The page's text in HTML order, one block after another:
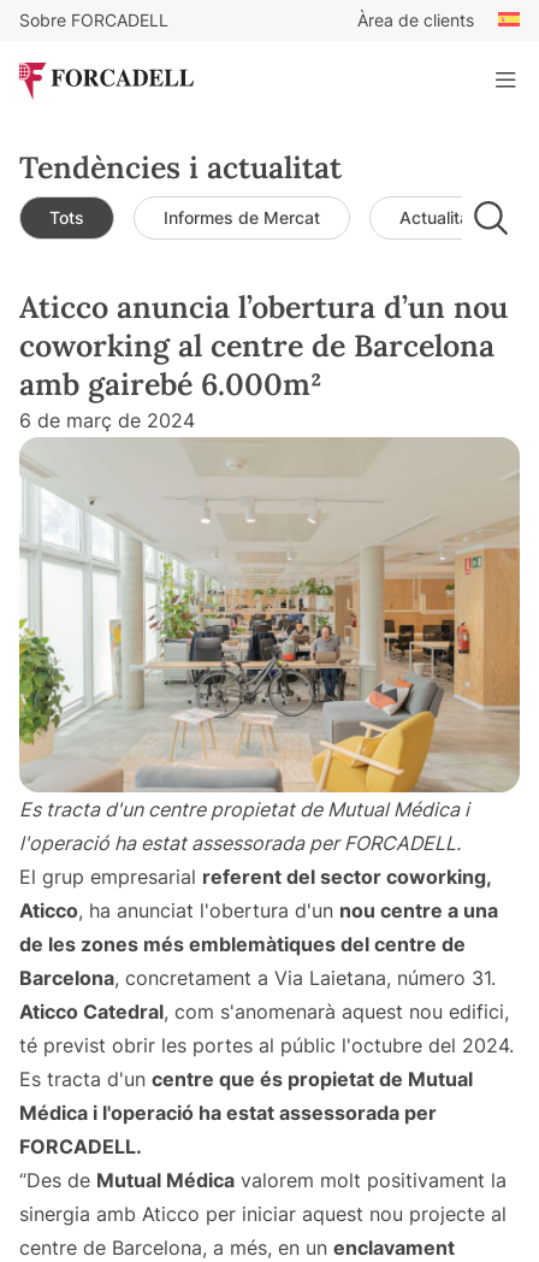
Sobre FORCADELL Àrea de clients
Tendències i actualitat
Tots Informes de Mercat Actualitat de
Aticco anuncia l’obertura d’un nou
coworking al centre de Barcelona
amb gairebé 6.000m²
6 de març de 2024
Es tracta d'un centre propietat de Mutual Médica i
l'operació ha estat assessorada per FORCADELL.
El grup empresarial referent del sector coworking,
Aticco, ha anunciat l'obertura d'un nou centre a una
de les zones més emblemàtiques del centre de
Barcelona, concretament a Via Laietana, número 31.
Aticco Catedral, com s'anomenarà aquest nou edifici,
té previst obrir les portes al públic l'octubre del 2024.
Es tracta d'un centre que és propietat de Mutual
Médica i l'operació ha estat assessorada per
FORCADELL.
“Des de Mutual Médica valorem molt positivament la
sinergia amb Aticco per iniciar aquest nou projecte al
centre de Barcelona, a més, en un enclavament